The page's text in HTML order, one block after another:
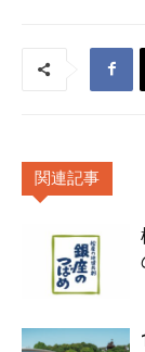
関連記事